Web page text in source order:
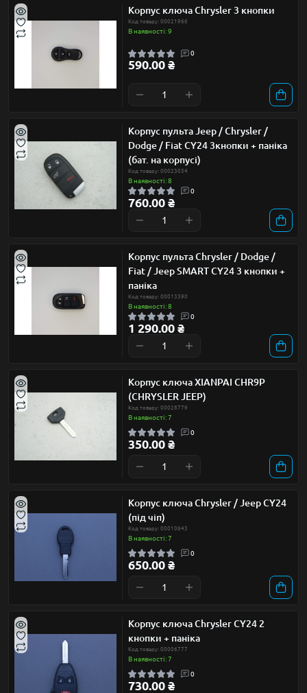
Корпус ключа Chrysler 3 кнопки
Код товару: 00021966
В наявності: 9
0
590.00 ₴
Корпус пульта Jeep / Chrysler /
Dodge / Fiat CY24 3кнопки + паніка
(бат. на корпусі)
Код товару: 00023054
В наявності: 8
0
760.00 ₴
Корпус пульта Chrysler / Dodge /
Fiat / Jeep SMART CY24 3 кнопки +
паніка
Код товару: 00013390
В наявності: 8
0
1 290.00 ₴
Корпус ключа XIANPAI CHR9P
(CHRYSLER JEEP)
Код товару: 00028779
В наявності: 7
0
350.00 ₴
Корпус ключа Chrysler / Jeep CY24
(під чіп)
Код товару: 00010643
В наявності: 7
0
650.00 ₴
Корпус ключа Chrysler CY24 2
кнопки + паніка
Код товару: 00006777
В наявності: 7
0
730.00 ₴